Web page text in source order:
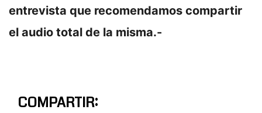
entrevista que recomendamos compartir
el audio total de la misma.-
COMPARTIR: